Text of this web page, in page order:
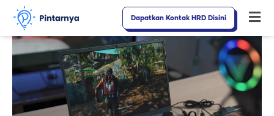
Lewati
konten
Dapatkan Kontak HRD Disini